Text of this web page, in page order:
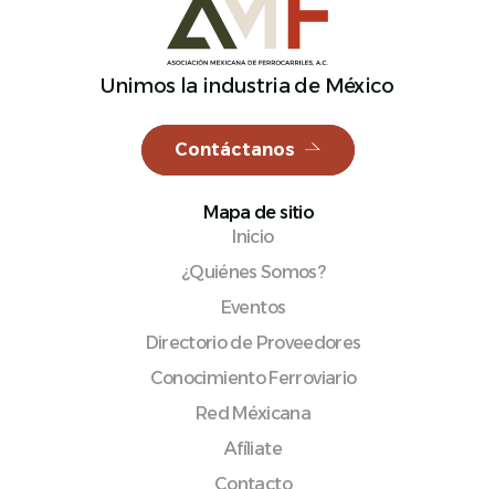
Unimos la industria de México
Contáctanos
Mapa de sitio
Inicio
¿Quiénes Somos?
Eventos
Directorio de Proveedores
Conocimiento Ferroviario
Red Méxicana
Afíliate
Contacto